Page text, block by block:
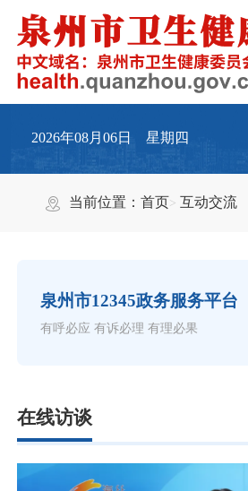
2026年08月06日 星期四
当前位置：首页 互动交流
泉州市12345政务服务平台
有呼必应 有诉必理 有理必果
在线访谈